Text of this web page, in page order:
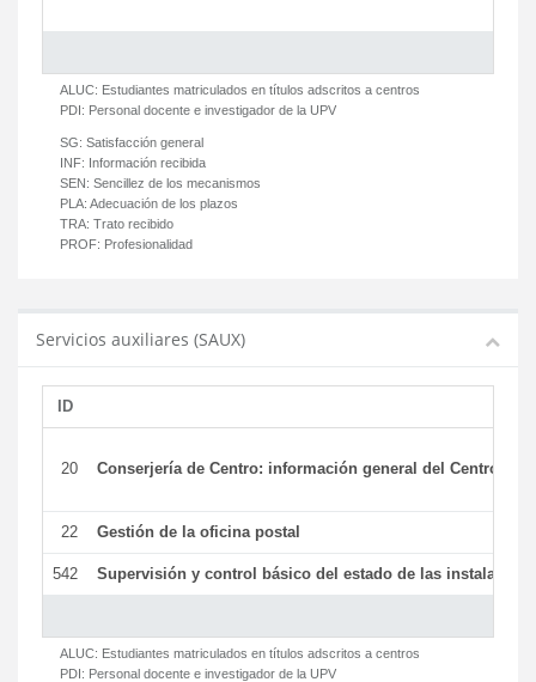
ALUC: Estudiantes matriculados en títulos adscritos a centros
PDI: Personal docente e investigador de la UPV
SG: Satisfacción general
INF: Información recibida
SEN: Sencillez de los mecanismos
PLA: Adecuación de los plazos
TRA: Trato recibido
PROF: Profesionalidad
Servicios auxiliares (SAUX)
ID
20 Conserjería de Centro: información general del Centro y
22 Gestión de la oficina postal
542 Supervisión y control básico del estado de las
ALUC: Estudiantes matriculados en títulos adscritos a centros
PDI: Personal docente e investigador de la UPV